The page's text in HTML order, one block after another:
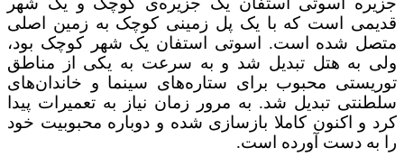
قدیمی است که با یک پل زمینی کوچک به زمین اصلی
متصل شده است. اسوتی استفان یک شهر کوچک بود،
ولی به هتل تبدیل شد و به سرعت به یکی از مناطق
توریستی محبوب برای ستاره‌های سینما و خاندان‌های
سلطنتی تبدیل شد. به مرور زمان نیاز به تعمیرات پیدا
کرد و اکنون کاملا بازسازی شده و دوباره محبوبیت خود
را به دست آورده است.